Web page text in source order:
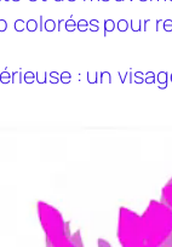
colorées pour
: un